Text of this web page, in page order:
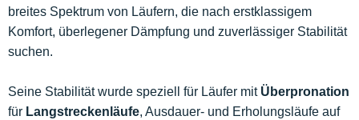
breites Spektrum von Läufern, die nach erstklassigem
Komfort, überlegener Dämpfung und zuverlässiger Stabilität
suchen.
Seine Stabilität wurde speziell für Läufer mit Überpronation
für Langstreckenläufe, Ausdauer- und Erholungsläufe auf